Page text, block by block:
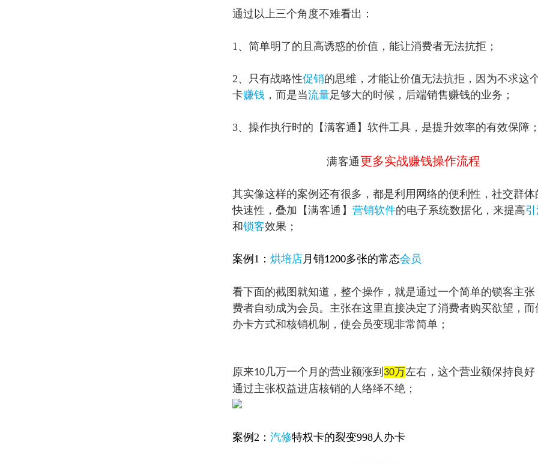
通过以上三个角度不难看出：
1、简单明了的且高诱惑的价值，能让消费者无法抗拒；
2、只有战略性促销的思维，才能让价值无法抗拒，因为不求这
卡赚钱 ，而是当流量足够大的时候，后端销售赚钱的业务；
3、操作执行时的【满客通】软件工具，是提升效率的有效保障
满客通 更多实战赚钱操作流程
其实像这样的案例还有很多，都是利用网络的便利性，社交群体
快速性，叠加【满客通 】 营销软件的电子系统数据化，来提高
和锁客效果；
案例1： 烘培店月销1200多张的常态会员
看下面的截图就知道 ，整个操作，就是通过一个简单的锁客主
费者自动成为会员。主张在这里直接决定了消费者购买欲望，而
办卡方式和核销机制，使会员变现非常简单；
原来10几万一个月的营业额涨到 30万左右，这个营业额保持良好
通过主张权益进店核销的人络绎不绝；
案例2： 汽修特权卡的裂变998人办卡